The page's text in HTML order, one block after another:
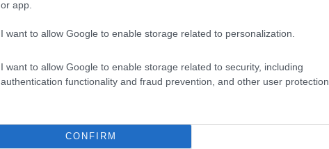
or app.
I want to allow Google to enable storage related to personalization.
I want to allow Google to enable storage related to security, including
authentication functionality and fraud prevention, and other user protection.
CONFIRM